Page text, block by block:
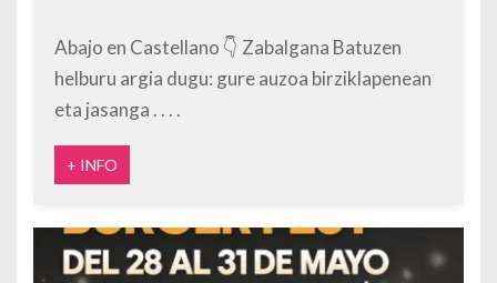
Abajo en Castellano 👇 Zabalgana Batuzen
helburu argia dugu: gure auzoa birziklapenean
eta jasanga
+ INFO